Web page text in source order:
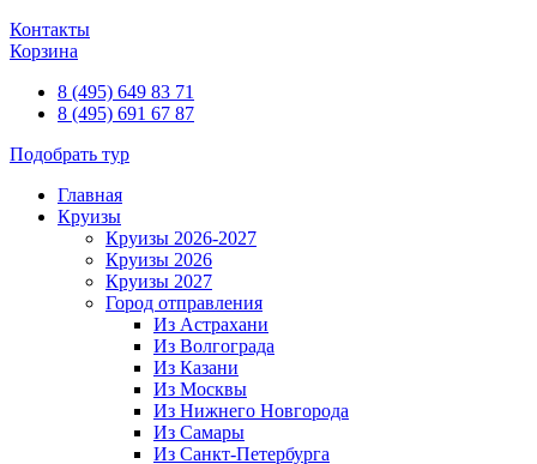
Контакты
Корзина
8 (495) 649 83 71
8 (495) 691 67 87
Подобрать тур
Главная
Круизы
Круизы 2026-2027
Круизы 2026
Круизы 2027
Город отправления
Из Астрахани
Из Волгограда
Из Казани
Из Москвы
Из Нижнего Новгорода
Из Самары
Из Санкт-Петербурга